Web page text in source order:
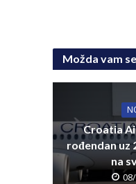
Možda vam
Croatia
rođendan uz
na